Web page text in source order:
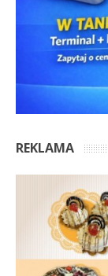
REKLAMA